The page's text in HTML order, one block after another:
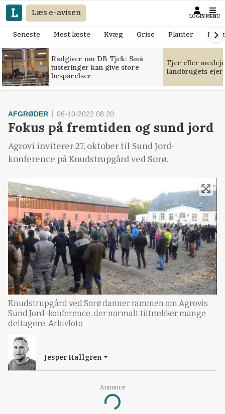
Læs e-avisen LOGIN MENU
Seneste Mest læste Kvæg Grise Planter
Rådgiver om DB-Tjek: Små
justeringer kan give store
besparelser
Ejer eller
landbrugets
Annonce
Loading...
AFGRØDER 06-10-2022 08:20
Fokus på fremtiden og sund jord
Agrovi inviterer 27. oktober til Sund Jord-
konference på Knudstrupgård ved Sorø.
Knudstrupgård ved Sorø danner rammen om Agrovis
Sund Jord-konference, der normalt tiltrækker mange
deltagere. Arkivfoto
Jesper Hallgren